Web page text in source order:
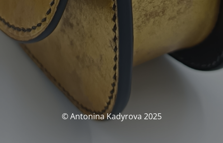
© Antonina Kadyrova 2025